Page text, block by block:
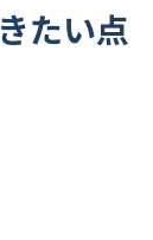
たい点